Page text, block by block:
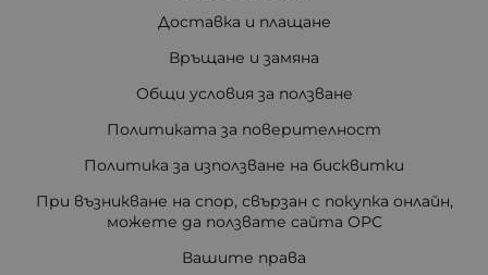
Доставка и плащане
Връщане и замяна
Общи условия за ползване
Политиката за поверителност
Политика за използване на бисквитки
При възникване на спор, свързан с покупка онлайн,
можете да ползвате сайта ОРС
Вашите права